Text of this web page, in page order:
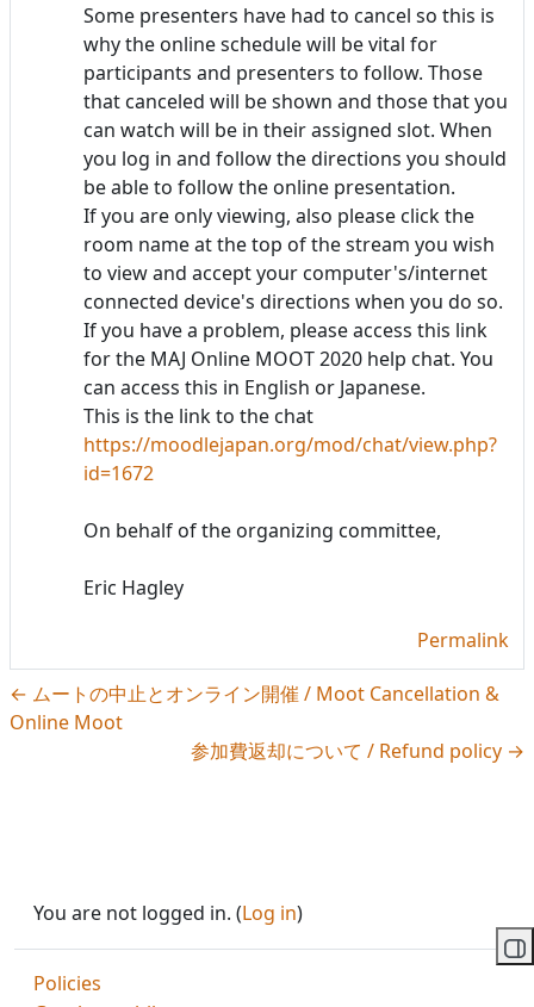
Some presenters have had to cancel so this is
why the online schedule will be vital for
participants and presenters to follow. Those
that canceled will be shown and those that you
can watch will be in their assigned slot. When
you log in and follow the directions you should
be able to follow the online presentation.
If you are only viewing, also please click the
room name at the top of the stream you wish
to view and accept your computer's/internet
connected device's directions when you do so.
If you have a problem, please access this link
for the MAJ Online MOOT 2020 help chat. You
can access this in English or Japanese.
This is the link to the chat
https://moodlejapan.org/mod/chat/view.php?
id=1672
On behalf of the organizing committee,
Eric Hagley
Permalink
← ムートの中止とオンライン開催 / Moot Cancellation &
Online Moot
参加費返却について / Refund policy →
You are not logged in. (Log in)
Policies